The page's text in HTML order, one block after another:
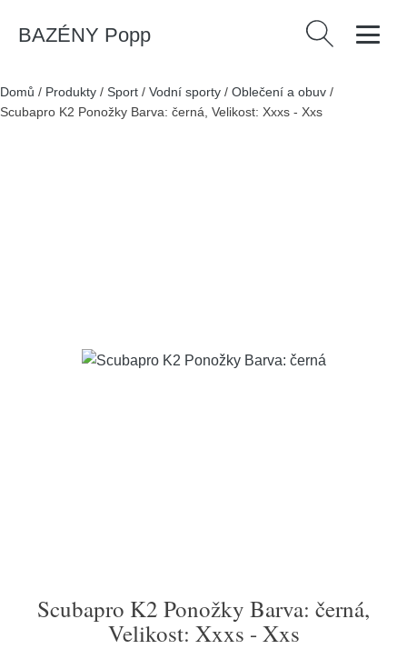
BAZÉNY Popp Vyhledávání
Domů / Produkty / Sport / Vodní sporty / Oblečení a obuv /
Scubapro K2 Ponožky Barva: černá, Velikost: Xxxs - Xxs
Scubapro K2 Ponožky Barva: černá,
Velikost: Xxxs - Xxs